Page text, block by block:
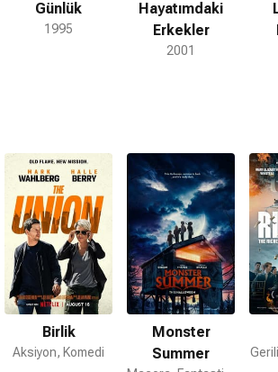
Günlük
1995
Hayatımdaki
Erkekler
2001
Birlik
Aksiyon, Komedi
Monster
Summer